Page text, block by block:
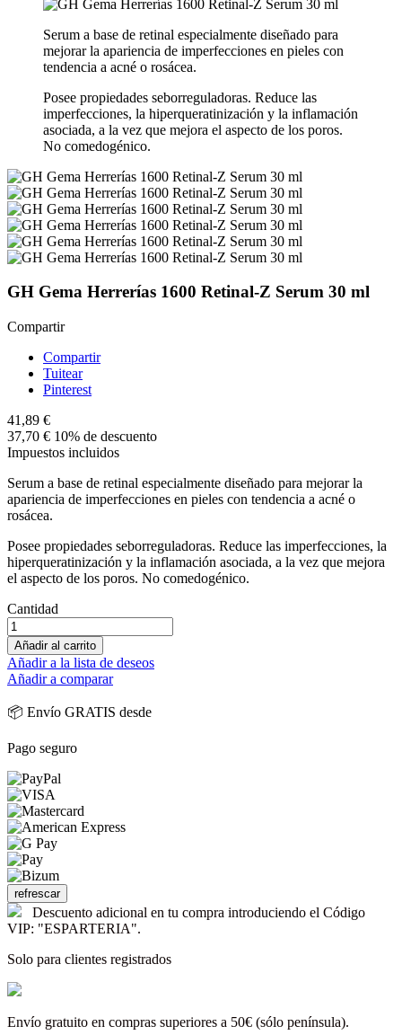
Serum a base de retinal especialmente diseñado para
mejorar la apariencia de imperfecciones en pieles con
tendencia a acné o rosácea.
Posee propiedades seborreguladoras. Reduce las
imperfecciones, la hiperqueratinización y la inflamación
asociada, a la vez que mejora el aspecto de los poros.
No comedogénico.
GH Gema Herrerías 1600 Retinal-Z Serum 30 ml
Compartir
Compartir
Tuitear
Pinterest
41,89 €
37,70 € 10% de descuento
Impuestos incluidos
Serum a base de retinal especialmente diseñado para mejorar la
apariencia de imperfecciones en pieles con tendencia a acné o
rosácea.
Posee propiedades seborreguladoras. Reduce las imperfecciones, la
hiperqueratinización y la inflamación asociada, a la vez que mejora
el aspecto de los poros. No comedogénico.
Cantidad
Añadir al carrito
Añadir a la lista de deseos
Añadir a comparar
📦 Envío GRATIS desde
Pago seguro
Descuento adicional en tu compra introduciendo el Código
VIP: "ESPARTERIA".
Solo para clientes registrados
Envío gratuito en compras superiores a 50€ (sólo península).